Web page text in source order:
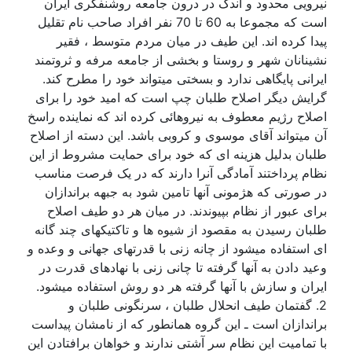
نیرویی محدود و اندک در درون جامعه روشنفکری ایران
است که مجموعا به 60 تا 70 نفر افراد صاحب نام تقلیل
پیدا کرده اند. این طیف در میان مردم متوسط ، فقیر
نشینانان شهر و روستا و بخشی از جامعه مرفه و ثروتمند
ایرانی پایگاهی ندارد و بسختی میتواند خود را مطرح کند.
گرایش دیگر اصلاح طلبان چپ است که امید خود را برای
اصلاح رژیم معطوف به نیروهائی کرده اند که نماینده راسخ
آن میتواند آقای موسوی و کروبی باشد. این دسته از اصلاح
طلبان بدلیل هزینه ای که خود برای حمایت مشروط از این
نظام پرداختند آمادگی آنرا دارند که در یک فرصت مناسب
در صورتی که هژمونی آنها تامین شود به جبهه براندازان
برای عبور از نظام بپیوندند. در میان هر دو طیف اصلاح
طلبان رسیدن به مقصود از شیوه ها و تاکتیکهای چند گانه
ای استفاده میشود از چانه زنی با قدرتهای جهانی و وعده و
وعید دادن به آنها گرفته تا چانی زنی با نهادهای قدرت در
ایران و سازش با آنها گرفته هر دو روش استفاده میشود.
2. گفتمان طیف انحلال طلبان ، سرنگونی طلبان و
براندازان است ـ این گروه همانطور که از نامشان پیداست
با تمامیت این نظام سر آشتی ندارند و خواهان برافتادن این